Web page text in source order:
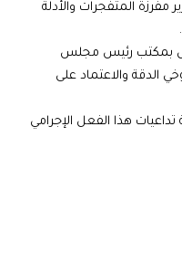
مفرزة المتفجرات والأدلة
بمكتب رئيس مجلس
الدقة والاعتماد على
هذا الفعل الإجرامي